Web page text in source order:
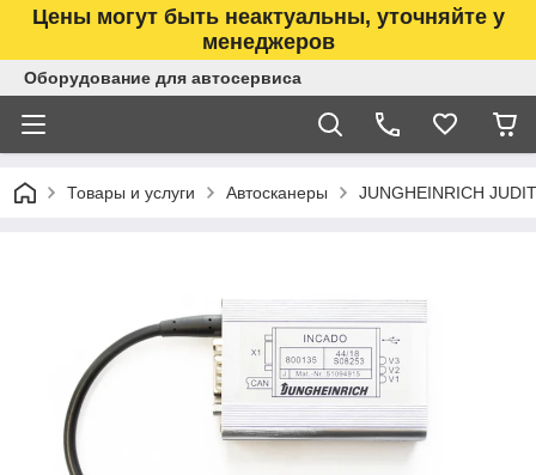
Цены могут быть неактуальны, уточняйте у
менеджеров
Оборудование для автосервиса
Товары и услуги Автосканеры JUNGHEINRICH